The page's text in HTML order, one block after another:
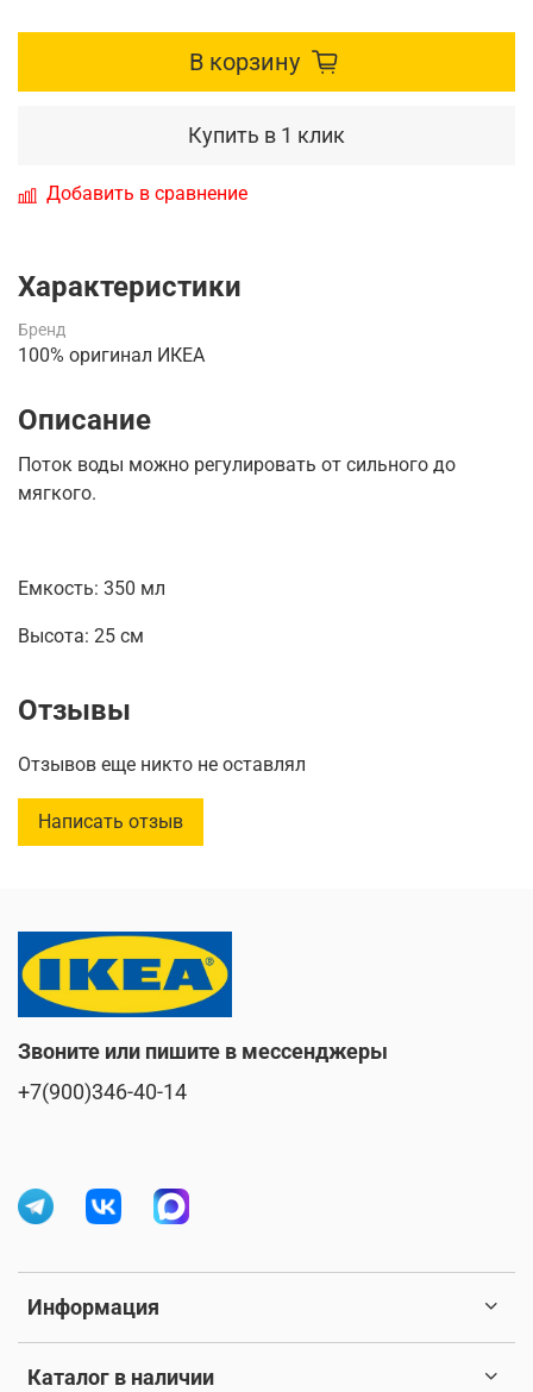
В корзину
Купить в 1 клик
Добавить в сравнение
Характеристики
Бренд
100% оригинал ИКЕА
Описание
Поток воды можно регулировать от сильного до
мягкого.
Емкость: 350 мл
Высота: 25 см
Отзывы
Отзывов еще никто не оставлял
Написать отзыв
Информация
Каталог в наличии
Звоните или пишите в мессенджеры
+7(900)346-40-14